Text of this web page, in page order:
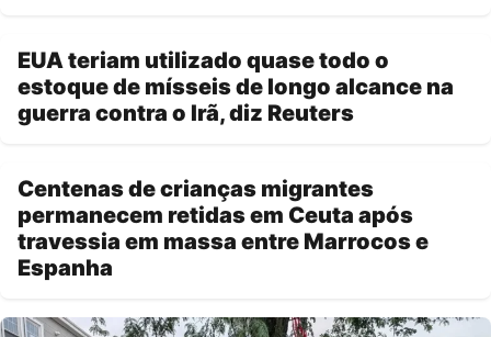
EUA teriam utilizado quase todo o
estoque de mísseis de longo alcance na
guerra contra o Irã, diz Reuters
Centenas de crianças migrantes
permanecem retidas em Ceuta após
travessia em massa entre Marrocos e
Espanha